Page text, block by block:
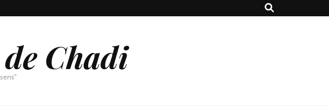
Chadi